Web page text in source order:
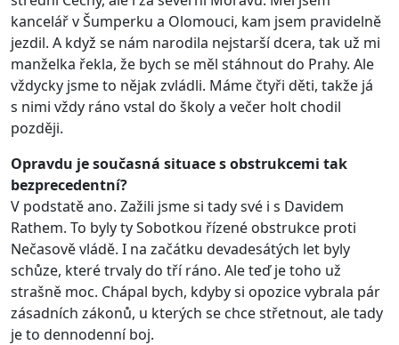
kancelář v Šumperku a Olomouci, kam jsem pravidelně
jezdil. A když se nám narodila nejstarší dcera, tak už mi
manželka řekla, že bych se měl stáhnout do Prahy. Ale
vždycky jsme to nějak zvládli. Máme čtyři děti, takže já
s nimi vždy ráno vstal do školy a večer holt chodil
později.
Opravdu je současná situace s obstrukcemi tak
bezprecedentní?
V podstatě ano. Zažili jsme si tady své i s Davidem
Rathem. To byly ty Sobotkou řízené obstrukce proti
Nečasově vládě. I na začátku devadesátých let byly
schůze, které trvaly do tří ráno. Ale teď je toho už
strašně moc. Chápal bych, kdyby si opozice vybrala pár
zásadních zákonů, u kterých se chce střetnout, ale tady
je to dennodenní boj.